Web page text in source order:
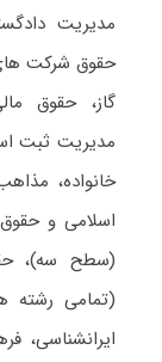
مدیریت
حقوق شرکت
گاز، حقوق
مدیریت ثبت
خانواده،
اسلامی و
(سطح سه)،
(تمامی رشته
ایرانشناسی،